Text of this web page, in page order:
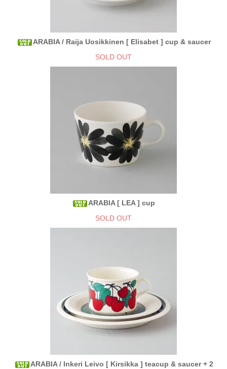
ARABIA / Raija Uosikkinen [ Elisabet ] cup & saucer
SOLD OUT
ARABIA [ LEA ] cup
SOLD OUT
ARABIA / Inkeri Leivo [ Kirsikka ] teacup & saucer + 2